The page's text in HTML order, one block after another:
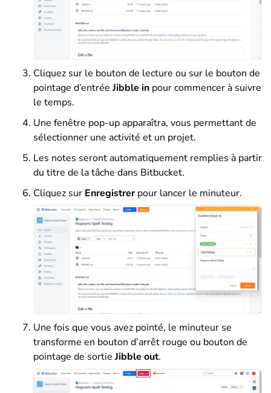
Cliquez sur le bouton de lecture ou sur le bouton de
pointage d’entrée Jibble in pour commencer à suivre
le temps.
Une fenêtre pop-up apparaîtra, vous permettant de
sélectionner une activité et un projet.
Les notes seront automatiquement remplies à partir
du titre de la tâche dans Bitbucket.
Cliquez sur Enregistrerpour lancer le minuteur.
Une fois que vous avez pointé, le minuteur se
transforme en bouton d’arrêt rouge ou bouton de
pointage de sortie Jibble out.